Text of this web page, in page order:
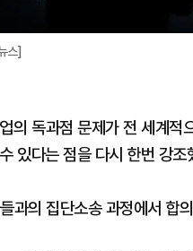
스]
의 독과점 문제가 전 세계
있다는 점을 다시 한번 강조
과의 집단소송 과정에서 합